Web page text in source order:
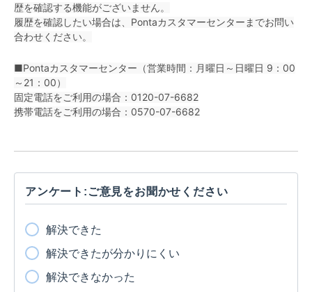
歴を確認する機能がございません。
履歴を確認したい場合は、Pontaカスタマーセンターまでお問い
合わせください。
■Pontaカスタマーセンター（営業時間：月曜日～日曜日 9：00
～21：00）
固定電話をご利用の場合：0120-07-6682
携帯電話をご利用の場合：0570-07-6682
アンケート:ご意見をお聞かせください
解決できた
解決できたが分かりにくい
解決できなかった